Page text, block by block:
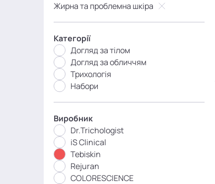
Жирна та проблемна шкіра
Категорії
Догляд за тілом
Догляд за обличчям
Трихологія
Набори
Виробник
Dr.Trichologist
iS Clinical
Tebiskin
Rejuran
COLORESCIENCE